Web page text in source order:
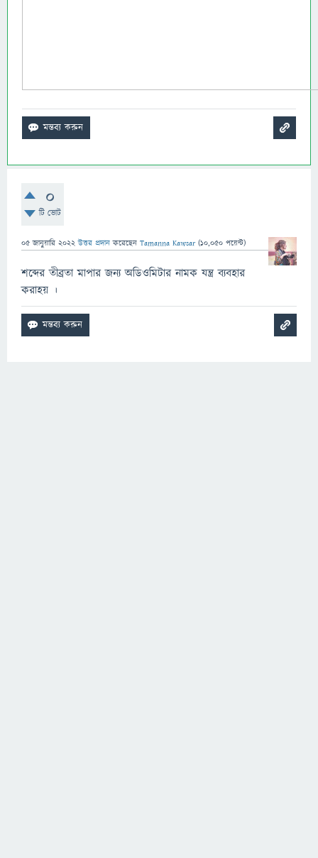
0
টি ভোট
05 জানুয়ারি 2022 উত্তর প্রদান করেছেন Tamanna Kawsar (10,050 পয়েন্ট)
শব্দের তীব্রতা মাপার জন্য অডিওমিটার নামক যন্ত্র ব্যবহার
করাহয় ।